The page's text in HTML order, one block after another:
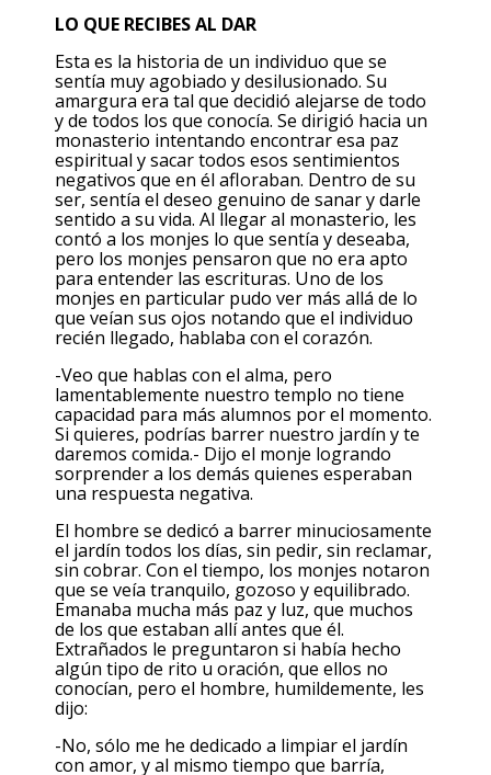
LO QUE RECIBES AL DAR
Esta es la historia de un individuo que se
sentía muy agobiado y desilusionado. Su
amargura era tal que decidió alejarse de todo
y de todos los que conocía. Se dirigió hacia un
monasterio intentando encontrar esa paz
espiritual y sacar todos esos sentimientos
negativos que en él afloraban. Dentro de su
ser, sentía el deseo genuino de sanar y darle
sentido a su vida. Al llegar al monasterio, les
contó a los monjes lo que sentía y deseaba,
pero los monjes pensaron que no era apto
para entender las escrituras. Uno de los
monjes en particular pudo ver más allá de lo
que veían sus ojos notando que el individuo
recién llegado, hablaba con el corazón.
-Veo que hablas con el alma, pero
lamentablemente nuestro templo no tiene
capacidad para más alumnos por el momento.
Si quieres, podrías barrer nuestro jardín y te
daremos comida.- Dijo el monje logrando
sorprender a los demás quienes esperaban
una respuesta negativa.
El hombre se dedicó a barrer minuciosamente
el jardín todos los días, sin pedir, sin reclamar,
sin cobrar. Con el tiempo, los monjes notaron
que se veía tranquilo, gozoso y equilibrado.
Emanaba mucha más paz y luz, que muchos
de los que estaban allí antes que él.
Extrañados le preguntaron si había hecho
algún tipo de rito u oración, que ellos no
conocían, pero el hombre, humildemente, les
dijo:
-No, sólo me he dedicado a limpiar el jardín
con amor, y al mismo tiempo que barría,